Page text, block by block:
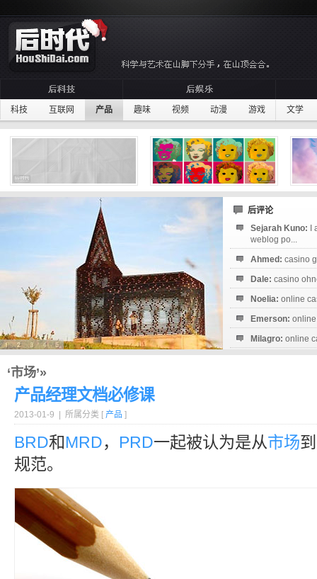
科技 互联网 产品 趣味 视频 动漫 游戏 文学
后评论
Sejarah Kuno:
weblog po...
Ahmed: casino
Dale: casino
Noelia: online
Emerson:
Milagro: online
‘市场’»
产品经理文档必修课
2013-01-9 | 所属分类 [ 产品 ]
BRD和MRD， PRD一起被认为是从市场到
规范。